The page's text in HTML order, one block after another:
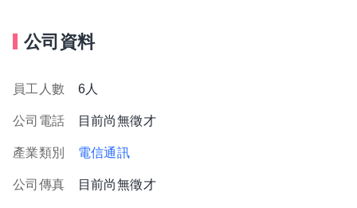
公司資料
員工人數 6人
公司電話 目前尚無徵才
產業類別 電信通訊
公司傳真 目前尚無徵才